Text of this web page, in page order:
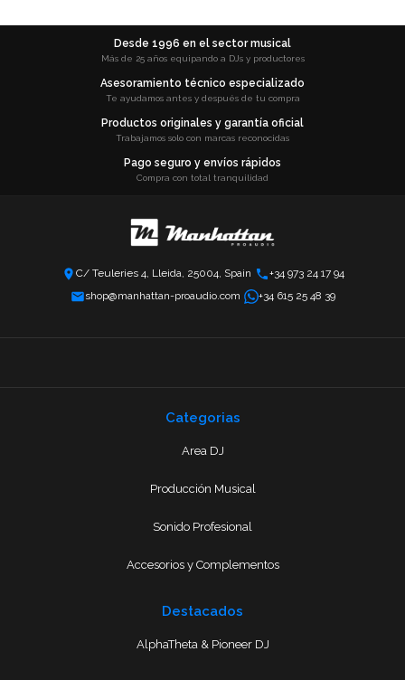
Desde 1996 en el sector musical
Más de 25 años equipando a DJs y productores
Asesoramiento técnico especializado
Te ayudamos antes y después de tu compra
Productos originales y garantía oficial
Trabajamos solo con marcas reconocidas
Pago seguro y envíos rápidos
Compra con total tranquilidad
C/ Teuleries 4, Lleida, 25004, Spain
+34 973 24 17 94
shop@manhattan-proaudio.com
+34 615 25 48 39
Categorias
Area DJ
Producción Musical
Sonido Profesional
Accesorios y Complementos
Destacados
AlphaTheta & Pioneer DJ